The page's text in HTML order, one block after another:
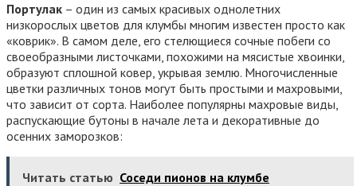
Портулак – один из самых красивых однолетних
низкорослых цветов для клумбы многим известен просто как
«коврик». В самом деле, его стелющиеся сочные побеги со
своеобразными листочками, похожими на мясистые хвоинки,
образуют сплошной ковер, укрывая землю. Многочисленные
цветки различных тонов могут быть простыми и махровыми,
что зависит от сорта. Наиболее популярны махровые виды,
распускающие бутоны в начале лета и декоративные до
осенних заморозков:
Читать статью Соседи пионов на клумбе